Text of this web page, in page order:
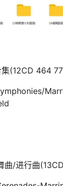
集(12CD 464
曲/进行曲